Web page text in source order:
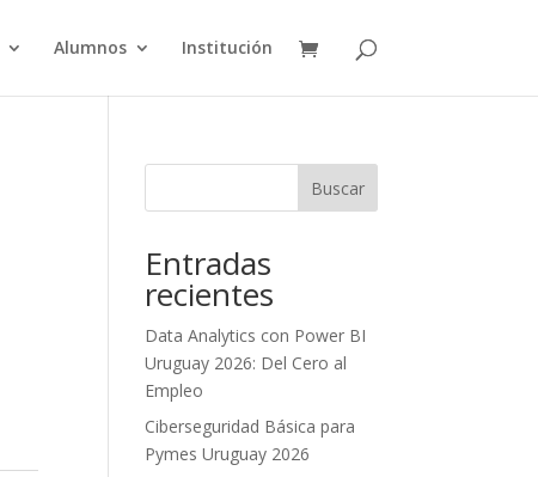
Alumnos Institución
Buscar
Entradas
recientes
Data Analytics con Power BI
Uruguay 2026: Del Cero al
Empleo
Ciberseguridad Básica para
Pymes Uruguay 2026